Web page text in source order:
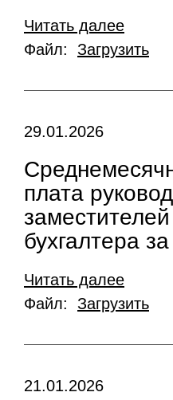
Читать далее
Файл: Загрузить
29.01.2026
плата
заместителей
бухгалтера
Читать далее
Файл: Загрузить
21.01.2026